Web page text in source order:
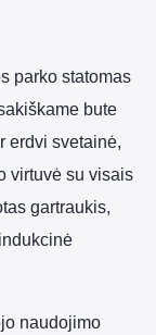
parko statomas
bute
erdvi svetainė,
virtuvė su visais
gartraukis,
naudojimo